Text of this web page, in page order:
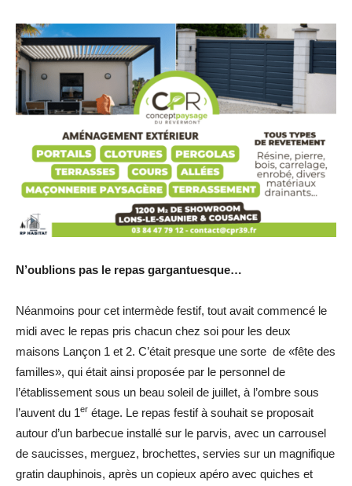
N’oublions pas le repas gargantuesque…
Néanmoins pour cet intermède festif, tout avait commencé le
midi avec le repas pris chacun chez soi pour les deux
maisons Lançon 1 et 2. C’était presque une sorte de «fête des
familles», qui était ainsi proposée par le personnel de
l’établissement sous un beau soleil de juillet, à l’ombre sous
l’auvent du 1er étage. Le repas festif à souhait se proposait
autour d’un barbecue installé sur le parvis, avec un carrousel
de saucisses, merguez, brochettes, servies sur un magnifique
gratin dauphinois, après un copieux apéro avec quiches et